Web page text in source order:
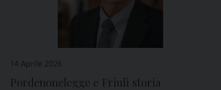
14 Aprile 2026
Pordenonelegge e Friuli storia